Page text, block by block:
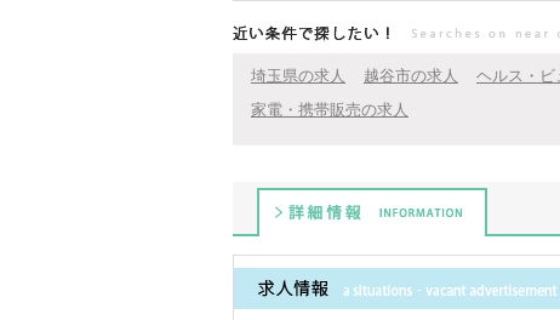
埼玉県の求人 越谷市の求人 ヘルス・ビ
家電・携帯販売の求人